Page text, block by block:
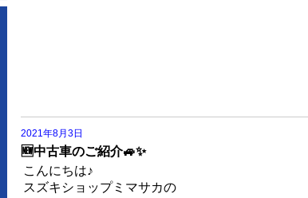
2021年8月3日
🆕中古車のご紹介🚙✨
こんにちは♪
スズキショップミマサカの